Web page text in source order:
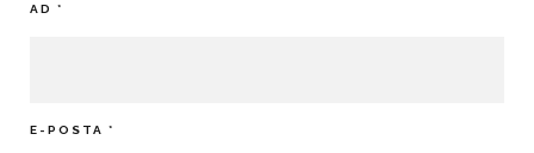
AD *
E-POSTA *